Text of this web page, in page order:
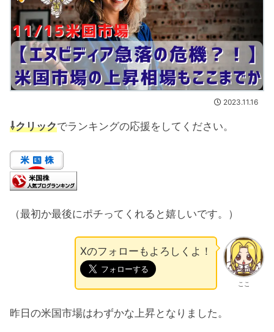
2023.11.16
⇩クリックでランキングの応援をしてください。
（最初か最後にポチってくれると嬉しいです。）
ここ
Xのフォローもよろしくよ！
昨日の米国市場はわずかな上昇となりました。